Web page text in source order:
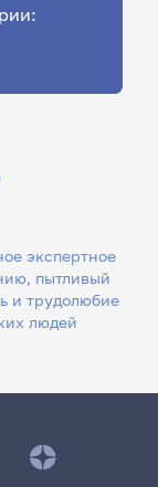
экспертное
пытливый
людей